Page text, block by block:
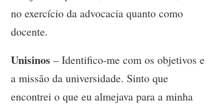
no exercício da advocacia quanto como
docente.
Unisinos – Identifico-me com os objetivos e
a missão da universidade. Sinto que
encontrei o que eu almejava para a minha